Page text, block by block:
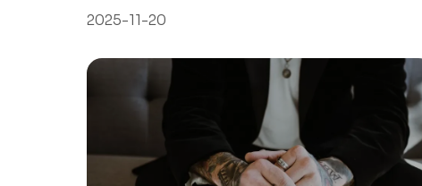
2025-11-20